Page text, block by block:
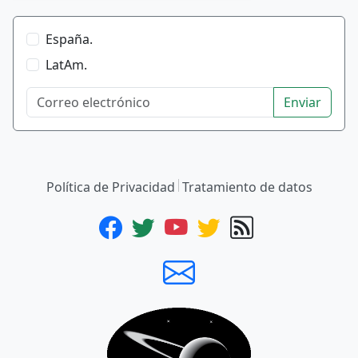
España.
LatAm.
Enviar
Política de Privacidad Tratamiento de datos